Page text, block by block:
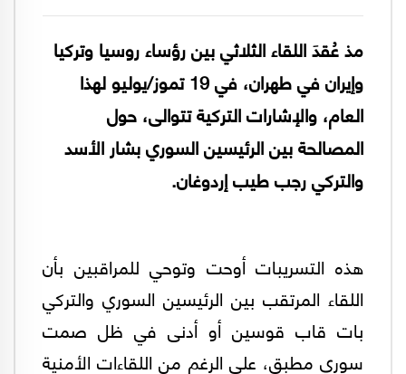
مذ عُقدَ اللقاء الثلاثي بين رؤساء روسيا وتركيا
وإيران في طهران، في 19 تموز/يوليو لهذا
العام، والإشارات التركية تتوالى، حول
المصالحة بين الرئيسين السوري بشار الأسد
والتركي رجب طيب إردوغان.
هذه التسريبات أوحت وتوحي للمراقبين بأن
اللقاء المرتقب بين الرئيسين السوري والتركي
بات قاب قوسين أو أدنى في ظل صمت
سوري مطبق، على الرغم من اللقاءات الأمنية